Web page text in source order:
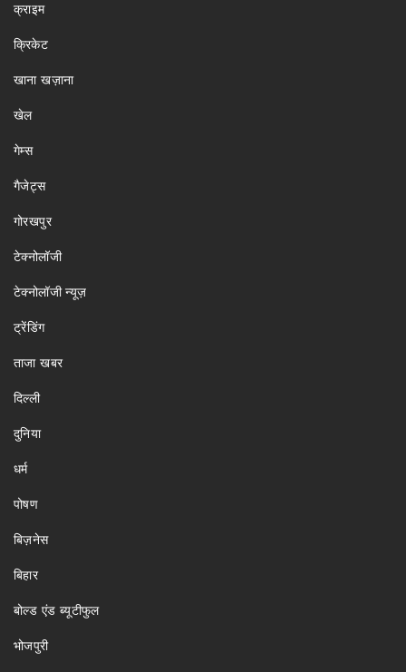
क्राइम
क्रिकेट
खाना खज़ाना
खेल
गेम्स
गैजेट्स
गोरखपुर
टेक्नोलॉजी
टेक्नोलॉजी न्यूज़
ट्रेंडिंग
ताजा खबर
दिल्ली
दुनिया
धर्म
पोषण
बिज़नेस
बिहार
बोल्ड एंड ब्यूटीफुल
भोजपुरी